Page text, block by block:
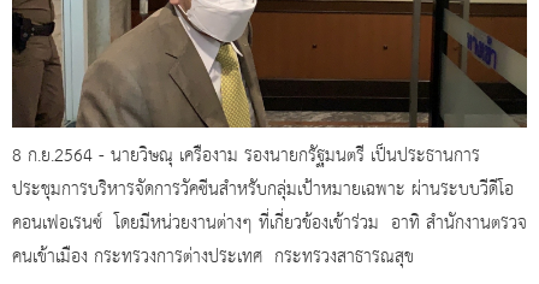
8 ก.ย.2564 - นายวิษณุ เครืองาม รองนายกรัฐมนตรี เป็นประธานการ
ประชุมการบริหารจัดการวัคซีนสำหรับกลุ่มเป้าหมายเฉพาะ ผ่านระบบวีดีโอ
คอนเฟอเรนซ์ โดยมีหน่วยงานต่างๆ ที่เกี่ยวข้องเข้าร่วม อาทิ สำนักงานตรวจ
คนเข้าเมือง กระทรวงการต่างประเทศ กระทรวงสาธารณสุข